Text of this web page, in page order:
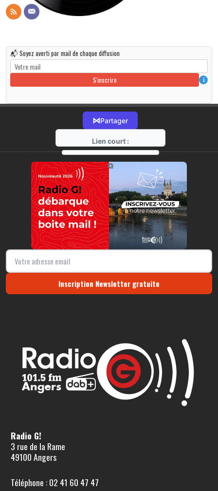
📬 Soyez averti par mail de chaque diffusion
S'inscrire i
⋈Partager
Lien court :
https://radio-g.fr?r528
⧉
Inscription Newsletter gratuite
Radio G!
3 rue de la Rame
49100 Angers
Téléphone : 02 41 60 47 47